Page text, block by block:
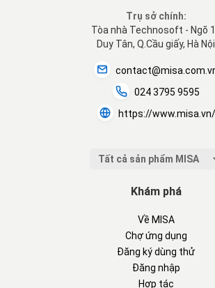
Trụ sở chính:
Tòa nhà Technosoft - Ngõ
Duy Tân, Q.Cầu giấy, Hà Nội
024 3795 9595
https://www.misa.vn/
Khám phá
Về MISA
Chợ ứng dụng
Đăng ký dùng thử
Đăng nhập
Hợp tác